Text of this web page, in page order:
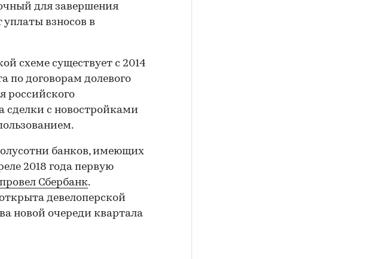
для завершения
взносов в
схеме существует с 2014
по договорам долевого
российского
сделки с новостройками
банков, имеющих
2018 года первую
провел Сбербанк.
девелоперской
новой очереди квартала